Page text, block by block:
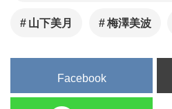
山下美月 梅澤美波
Facebook